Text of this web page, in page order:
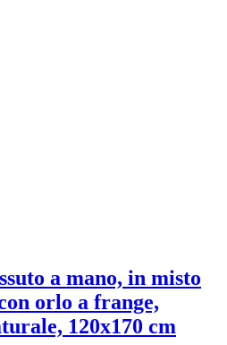
a mano, in misto
orlo a frange,
120x170 cm